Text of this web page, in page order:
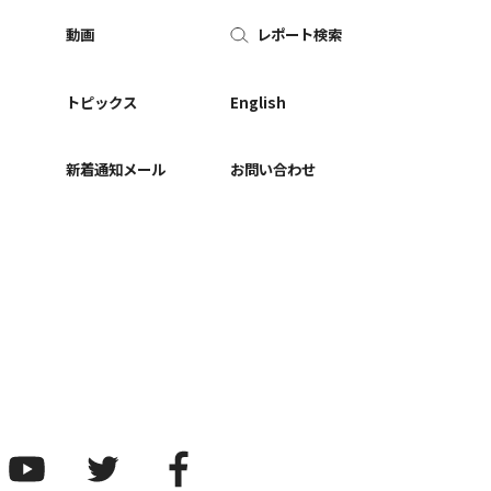
動画
トピックス
新着通知メール
レポート検索
English
お問い合わせ